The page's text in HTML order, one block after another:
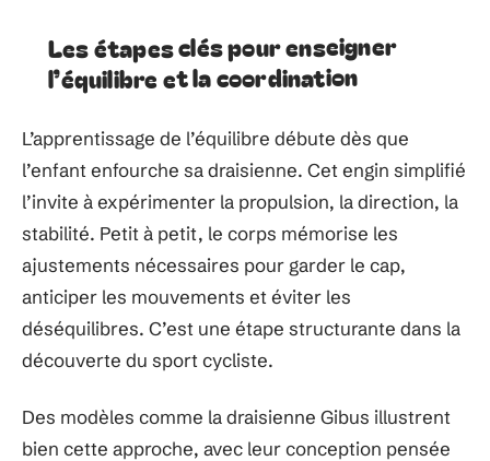
Les étapes clés pour enseigner
l’équilibre et la coordination
L’apprentissage de l’équilibre débute dès que
l’enfant enfourche sa draisienne. Cet engin simplifié
l’invite à expérimenter la propulsion, la direction, la
stabilité. Petit à petit, le corps mémorise les
ajustements nécessaires pour garder le cap,
anticiper les mouvements et éviter les
déséquilibres. C’est une étape structurante dans la
découverte du sport cycliste.
Des modèles comme la draisienne Gibus illustrent
bien cette approche, avec leur conception pensée